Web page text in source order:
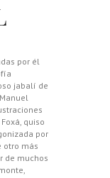
por él
jabalí de
quiso
por
otro más
de muchos